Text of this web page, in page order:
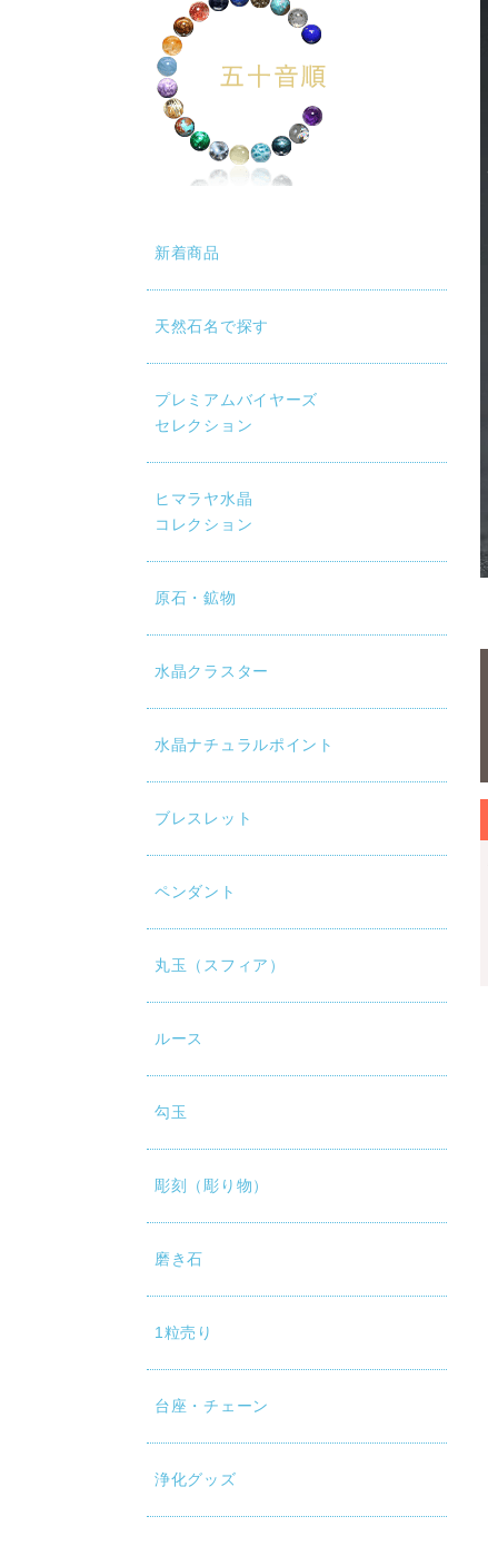
新着商品
天然石名で探す
プレミアムバイヤーズ
セレクション
ヒマラヤ水晶
コレクション
原石・鉱物
水晶クラスター
水晶ナチュラルポイント
ブレスレット
ペンダント
丸玉（スフィア）
ルース
勾玉
彫刻（彫り物）
磨き石
1粒売り
台座・チェーン
浄化グッズ